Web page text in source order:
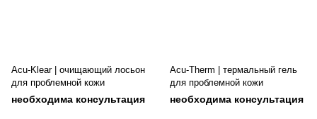
Acu-Klear | очищающий лосьон
для проблемной кожи
необходима консультация
Acu-Therm | термальный гель
для проблемной кожи
необходима консультация